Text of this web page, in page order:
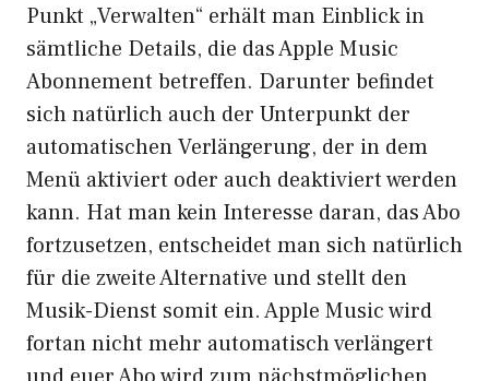
Punkt „Verwalten“ erhält man Einblick in
sämtliche Details, die das Apple Music
Abonnement betreffen. Darunter befindet
sich natürlich auch der Unterpunkt der
automatischen Verlängerung, der in dem
Menü aktiviert oder auch deaktiviert werden
kann. Hat man kein Interesse daran, das Abo
fortzusetzen, entscheidet man sich natürlich
für die zweite Alternative und stellt den
Musik-Dienst somit ein. Apple Music wird
fortan nicht mehr automatisch verlängert